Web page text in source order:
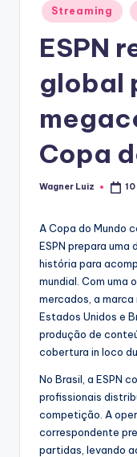
Posted
in
Streaming
ESPN
global
Copa
Posted
Wagner Luiz
A Copa do Mundo
ESPN prepara
história para
mundial. Com uma
mercados, a marca
Estados Unidos e
produção de
cobertura in loco
No Brasil, a ESPN
profissionais
competição. A
correspondente
partidas, levando